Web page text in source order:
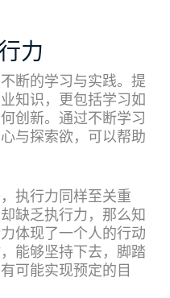
力
断的学习与实践。提
知识，更包括学习如
创新。通过不断学习
与探索欲，可以帮助
执行力同样至关重
缺乏执行力，那么知
体现了一个人的行动
能够坚持下去，脚踏
可能实现预定的目